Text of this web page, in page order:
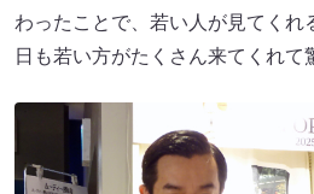
わったことで、若い人が見てくれ
日も若い方がたくさん来てくれて